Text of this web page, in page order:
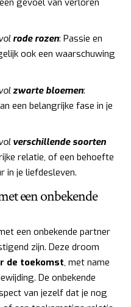
rode rozen: Passie en
ook een waarschuwing
zwarte bloemen:
een belangrijke fase in je
verschillende soorten
relatie, of een behoefte
in je liefdesleven.
een onbekende
een onbekende partner
zijn. Deze droom
de toekomst, met name
De onbekende
van jezelf dat je nog